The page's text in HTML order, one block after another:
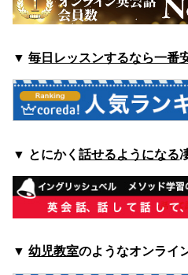
▼毎日レッスンするなら一番
▼ とにかく話せるようになる
▼幼児教室のようなオンライ